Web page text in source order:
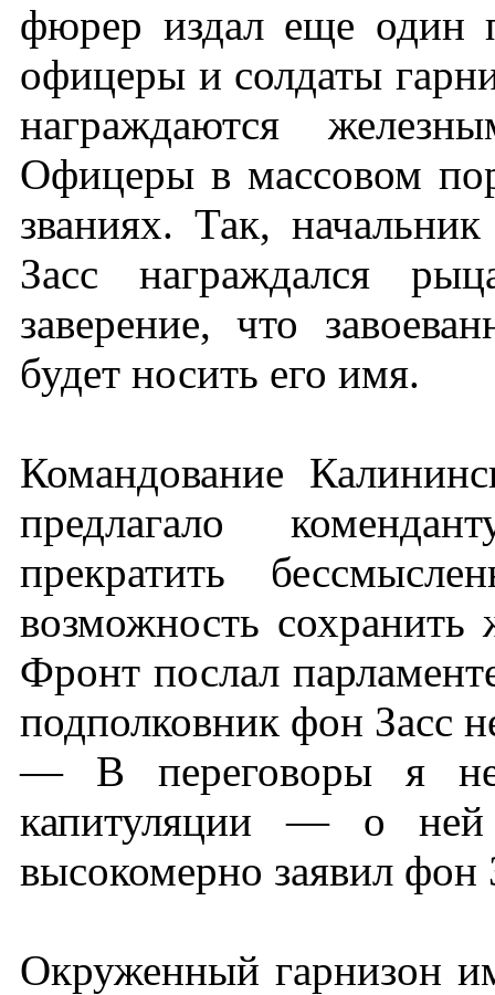
фюрер издал еще один
офицеры и солдаты
награждаются
Офицеры в массовом
званиях. Так,
Засс награждался
заверение, что
будет носить его имя.
Командование
предлагало
прекратить
возможность сохранить
Фронт послал
подполковник фон Засс
— В переговоры я не
капитуляции — о
высокомерно заявил
Окруженный гарнизон